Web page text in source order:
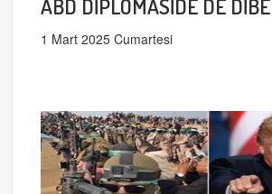
ABD DİPLOMASİDE DE
1 Mart 2025 Cumartesi